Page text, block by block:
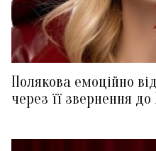
Полякова емоційно
через її звернення